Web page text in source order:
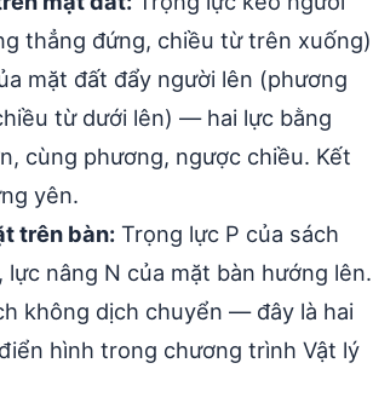
thẳng đứng, chiều từ trên xuống)
mặt đất đẩy người lên (phương
từ dưới lên) — hai lực bằng
cùng phương, ngược chiều. Kết
yên.
trên bàn: Trọng lực P của sách
lực nâng N của mặt bàn hướng lên.
không dịch chuyển — đây là hai
hình trong chương trình Vật lý